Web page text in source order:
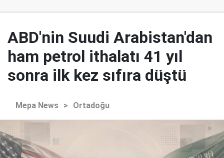
ABD'nin Suudi Arabistan'dan
ham petrol ithalatı 41 yıl
sonra ilk kez sıfıra düştü
Mepa News > Ortadoğu